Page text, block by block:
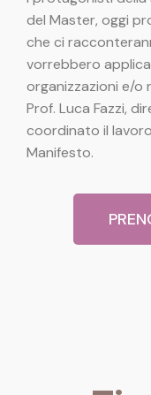
del Master, oggi
che ci
vorrebbero
organizzazioni e/o
Prof. Luca Fazzi,
coordinato il
Manifesto.